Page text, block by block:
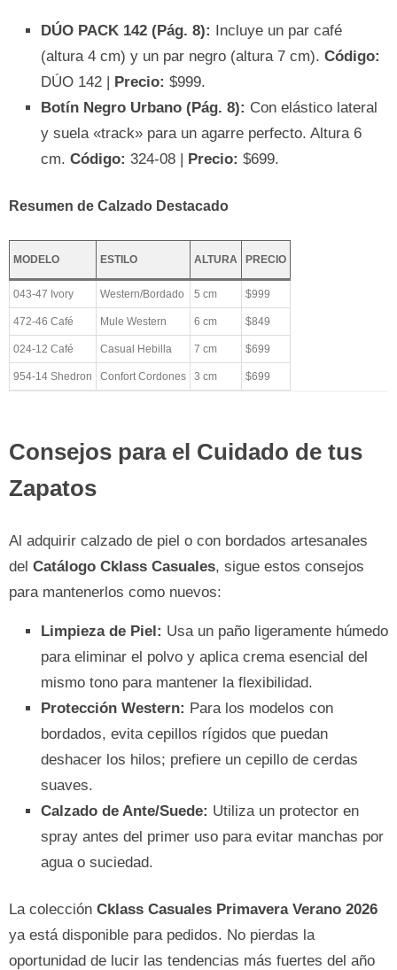
DÚO PACK 142 (Pág. 8): Incluye un par café
(altura 4 cm) y un par negro (altura 7 cm). Código:
DÚO 142 | Precio: $999.
Botín Negro Urbano (Pág. 8): Con elástico lateral
y suela «track» para un agarre perfecto. Altura 6
cm. Código: 324-08 | Precio: $699.
Resumen de Calzado Destacado
MODELO ESTILO ALTURA PRECIO
043-47 Ivory Western/Bordado 5 cm $999
472-46 Café Mule Western 6 cm $849
024-12 Café Casual Hebilla 7 cm $699
954-14 Shedron Confort Cordones 3 cm $699
Consejos para el Cuidado de tus
Zapatos
Al adquirir calzado de piel o con bordados artesanales
del Catálogo Cklass Casuales, sigue estos consejos
para mantenerlos como nuevos:
Limpieza de Piel: Usa un paño ligeramente húmedo
para eliminar el polvo y aplica crema esencial del
mismo tono para mantener la flexibilidad.
Protección Western: Para los modelos con
bordados, evita cepillos rígidos que puedan
deshacer los hilos; prefiere un cepillo de cerdas
suaves.
Calzado de Ante/Suede: Utiliza un protector en
spray antes del primer uso para evitar manchas por
agua o suciedad.
La colección Cklass Casuales Primavera Verano 2026
ya está disponible para pedidos. No pierdas la
oportunidad de lucir las tendencias más fuertes del año